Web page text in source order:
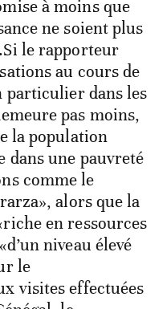
à moins que
ne soient plus
le rapporteur
au cours de
particulier dans les
pas moins,
la population
une pauvreté
comme le
alors que la
en ressources
niveau élevé
le
visites effectuées